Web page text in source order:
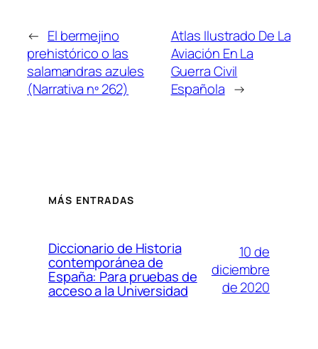
← El bermejino
prehistórico o las
salamandras azules
(Narrativa nº 262)
Atlas Ilustrado De La
Aviación En La
Guerra Civil
Española →
MÁS ENTRADAS
Diccionario de Historia
contemporánea de
España: Para pruebas de
acceso a la Universidad
10 de
diciembre
de 2020